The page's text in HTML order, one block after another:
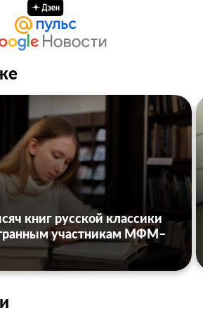
книг русской классики
участникам МФМ–